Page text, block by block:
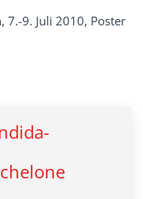
7.-9. Juli 2010, Poster